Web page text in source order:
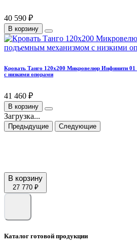
40 590 ₽
В корзину
Кровать Танго 120х200 Микровелюр Инфинити
с низкими опорами
41 460 ₽
В корзину
Загрузка...
Предыдущие Следующие
В корзину
27 770 ₽
Каталог готовой продукции